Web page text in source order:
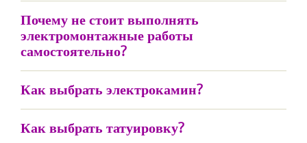
Почему не стоит выполнять
электромонтажные работы
самостоятельно?
Как выбрать электрокамин?
Как выбрать татуировку?